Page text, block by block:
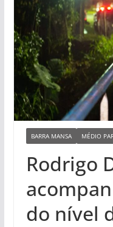
BARRA MANSA MÉDIO
Rodrigo
do nível